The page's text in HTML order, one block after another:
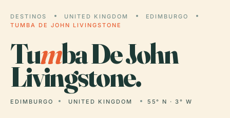
DESTINOS UNITED KINGDOM
EDIMBURGO
TUMBA DE JOHN LIVINGSTONE
Tumba De John
Livingstone.
EDIMBURGO UNITED KINGDOM 55° N · 3° W